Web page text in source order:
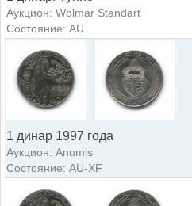
Аукцион: Wolmar Standart
Состояние: AU
1 динар 1997 года
Аукцион: Anumis
Состояние: AU-XF